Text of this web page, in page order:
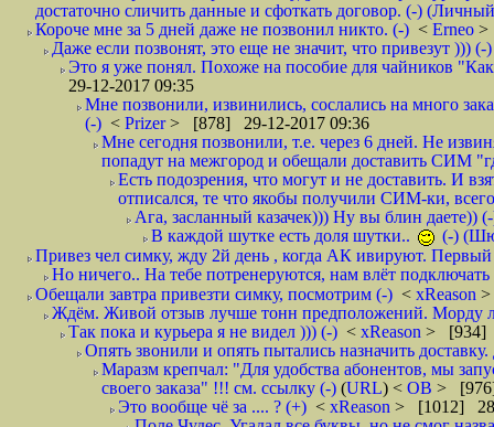
достаточно сличить данные и сфоткать договор. (-)
Короче мне за 5 дней даже не позвонил никто. (-) < Erneo >
Даже если позвонят, это еще не значит, что привезут ))) (-)
Это я уже понял. Похоже на пособие для чайников
29-12-2017 09:35
Мне позвонили, извинились, сослались на много
(-) < Prizer> [878] 29-12-2017 09:36
Мне сегодня позвонили, т.е. через 6 дней. Не
попадут на межгород и обещали доставить СИМ
Есть подозрения, что могут и не доставить. И
отписался, те что якобы получили СИМ-ки,
Ага, засланный казачек))) Ну вы блин даете))
В каждой шутке есть доля шутки..
(-)
Привез чел симку, жду 2й день , когда АК ивируют. Первый
Но ничего.. На тебе потренеруются, нам влёт подключать
Обещали завтра привезти симку, посмотрим (-) < xReason
Ждём. Живой отзыв лучше тонн предположений. Морду
Так пока и курьера я не видел ))) (-) < xReason > [934]
Опять звонили и опять пытались назначить
Маразм крепчал: "Для удобства абонентов, мы
своего заказа" !!! см. ссылку (-) (URL) < ОВ >
Это вообще чё за .... ? (+) < xReason > [1012]